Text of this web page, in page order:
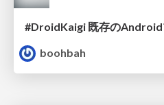
boohbah